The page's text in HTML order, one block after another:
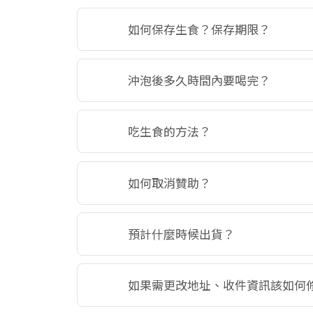
如何保存生食？保存期限？
沖泡後多久時間內要喝完？
吃生食的方法？
如何取消贊助？
預計什麼時候出貨？
如果需更改地址、收件資訊該如何